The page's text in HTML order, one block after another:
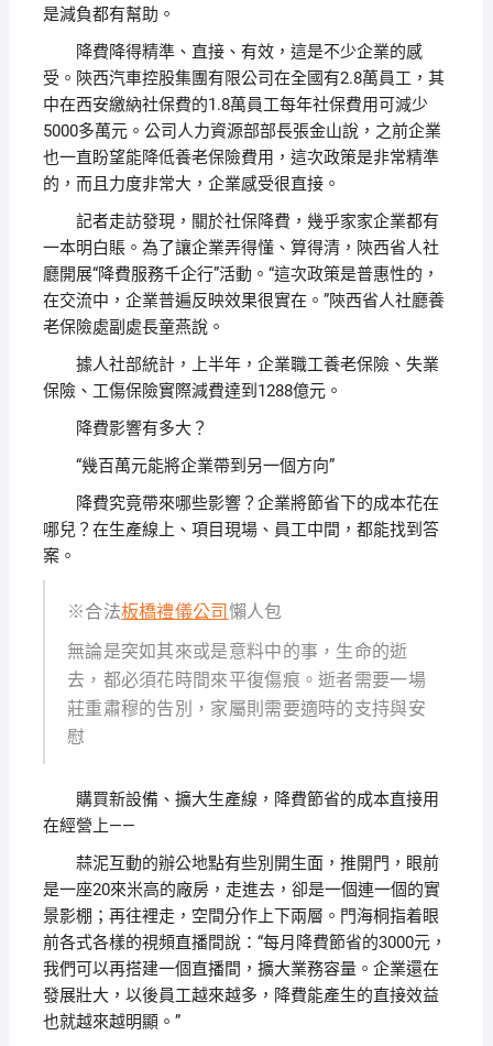
是減負都有幫助。
降費降得精準、直接、有效，這是不少企業的感
受。陝西汽車控股集團有限公司在全國有2.8萬員工，其
中在西安繳納社保費的1.8萬員工每年社保費用可減少
5000多萬元。公司人力資源部部長張金山說，之前企業
也一直盼望能降低養老保險費用，這次政策是非常精準
的，而且力度非常大，企業感受很直接。
記者走訪發現，關於社保降費，幾乎家家企業都有
一本明白賬。為了讓企業弄得懂、算得清，陝西省人社
廳開展“降費服務千企行”活動。“這次政策是普惠性的，
在交流中，企業普遍反映效果很實在。”陝西省人社廳養
老保險處副處長童燕說。
據人社部統計，上半年，企業職工養老保險、失業
保險、工傷保險實際減費達到1288億元。
降費影響有多大？
“幾百萬元能將企業帶到另一個方向”
降費究竟帶來哪些影響？企業將節省下的成本花在
哪兒？在生產線上、項目現場、員工中間，都能找到答
案。
※合法板橋禮儀公司 懶人包
無論是突如其來或是意料中的事，生命的逝
去，都必須花時間來平復傷痕。逝者需要一場
莊重肅穆的告別，家屬則需要適時的支持與安
慰
購買新設備、擴大生產線，降費節省的成本直接用
在經營上——
蒜泥互動的辦公地點有些別開生面，推開門，眼前
是一座20來米高的廠房，走進去，卻是一個連一個的實
景影棚；再往裡走，空間分作上下兩層。門海桐指着眼
前各式各樣的視頻直播間說：“每月降費節省的3000元，
我們可以再搭建一個直播間，擴大業務容量。企業還在
發展壯大，以後員工越來越多，降費能產生的直接效益
也就越來越明顯。”